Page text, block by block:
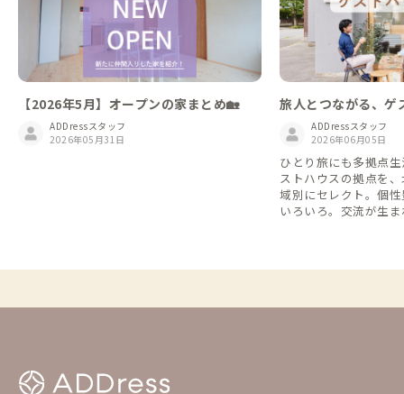
【2026年5月】オープンの家まとめ🏡
ADDressスタッフ
2026年05月31日
旅人とつながる、ゲ
ADDressスタッフ
2026年06月05日
ひとり旅にも多拠点
ストハウスの拠点を
域別にセレクト。個
いろいろ。交流が生